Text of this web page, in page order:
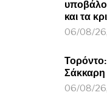
και τα
06/08/
Σάκκαρη
06/08/